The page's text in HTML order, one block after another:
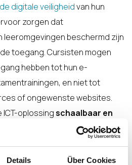
Details Über Cookies
digitale veiligheidvan hun
zorgen dat
beschermd zijn
toegang. Cursisten mogen
hebben tot hun e-
en niet tot
of ongewenste websites.
ICT-oplossingschaalbaar en
langer inzetbaar maken en